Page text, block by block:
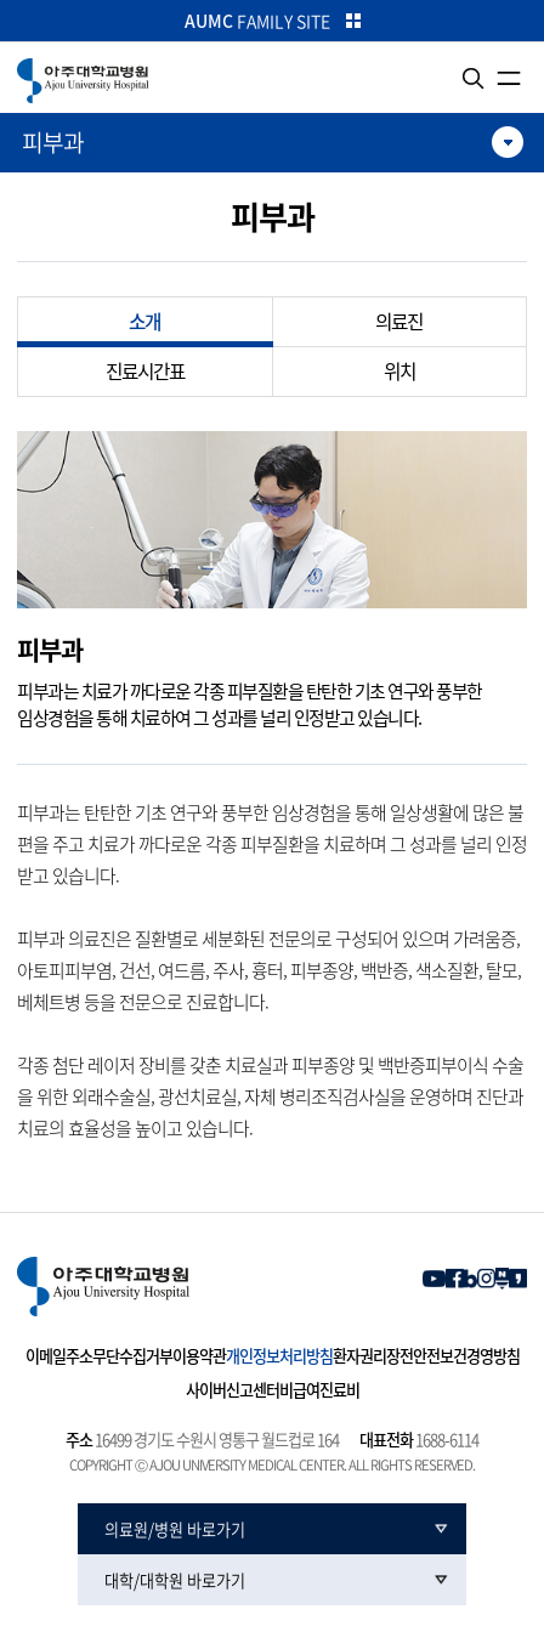
본문으로 가기
주메뉴로 가기
카피라이트로 가기
AUMCFAMILY SITE
피부과
피부과
소개
의료진
진료시간표
위치
피부과
피부과는 치료가 까다로운 각종 피부질환을 탄탄한 기초 연구와 풍부한
임상경험을 통해 치료하여 그 성과를 널리 인정받고 있습니다.
피부과는 탄탄한 기초 연구와 풍부한 임상경험을 통해 일상생활에 많은 불
편을 주고 치료가 까다로운 각종 피부질환을 치료하며 그 성과를 널리 인정
받고 있습니다.
피부과 의료진은 질환별로 세분화된 전문의로 구성되어 있으며 가려움증,
아토피피부염, 건선, 여드름, 주사, 흉터, 피부종양, 백반증, 색소질환, 탈모,
베체트병 등을 전문으로 진료합니다.
각종 첨단 레이저 장비를 갖춘 치료실과 피부종양 및 백반증피부이식 수술
을 위한 외래수술실, 광선치료실, 자체 병리조직검사실을 운영하며 진단과
치료의 효율성을 높이고 있습니다.
이메일주소무단수집거부이용약관개인정보처리방침환자권리장전안전보건경영방침
사이버신고센터비급여진료비
주소16499 경기도 수원시 영통구 월드컵로 164 대표전화1688-6114
COPYRIGHT Ⓒ AJOU UNIVERSITY MEDICAL CENTER. ALL RIGHTS RESERVED.
의료원/병원 바로가기
대학/대학원 바로가기